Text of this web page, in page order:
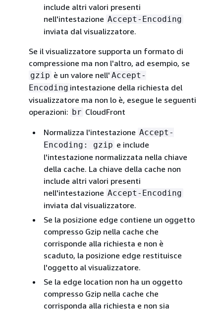
include altri valori presenti
nell'intestazione Accept-Encoding
inviata dal visualizzatore.
Se il visualizzatore supporta un formato di
compressione ma non l'altro, ad esempio, se
gzip è un valore nell' Accept-
Encoding intestazione della richiesta del
visualizzatore ma non lo è, esegue le seguenti
operazioni: br CloudFront
Normalizza l'intestazione Accept-
Encoding: gzip e include
l'intestazione normalizzata nella chiave
della cache. La chiave della cache non
include altri valori presenti
nell'intestazione Accept-Encoding
inviata dal visualizzatore.
Se la posizione edge contiene un oggetto
compresso Gzip nella cache che
corrisponde alla richiesta e non è
scaduto, la posizione edge restituisce
l'oggetto al visualizzatore.
Se la edge location non ha un oggetto
compresso Gzip nella cache che
corrisponda alla richiesta e non sia